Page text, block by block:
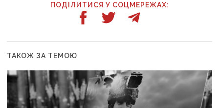
ПОДІЛИТИСЯ У СОЦМЕРЕЖАХ:
ТАКОЖ ЗА ТЕМОЮ